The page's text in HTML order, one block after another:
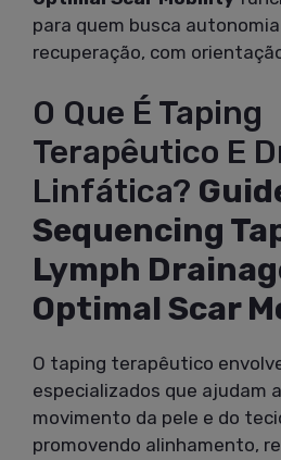
para quem busca
recuperação, com
O Que É Taping
Terapêutico E
Linfática?
Sequencing
Lymph
Optimal Scar
O taping terapêutico
especializados que ajudam
movimento da pele e do
promovendo alinhamento,